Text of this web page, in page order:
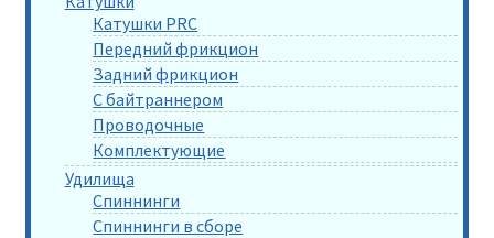
Катушки PRC
Передний фрикцион
Задний фрикцион
С байтраннером
Проводочные
Комплектующие
Удилища
Спиннинги
Спиннинги в сборе